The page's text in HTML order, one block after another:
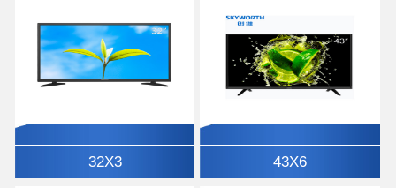
32X3 43X6